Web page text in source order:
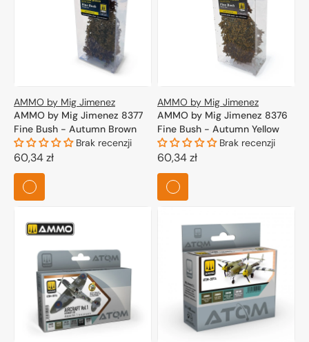
AMMO by Mig Jimenez
AMMO by Mig Jimenez 8377
Fine Bush - Autumn Brown
Brak recenzji
Cena
regularna
60,34 zł
AMMO by Mig Jimenez
AMMO by Mig Jimenez 8376
Fine Bush - Autumn Yellow
Brak recenzji
Cena
regularna
60,34 zł